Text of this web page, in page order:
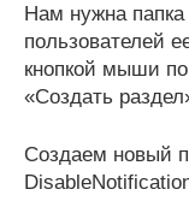
Нам нужна
пользователей
кнопкой мыши
«Создать
Создаем новый